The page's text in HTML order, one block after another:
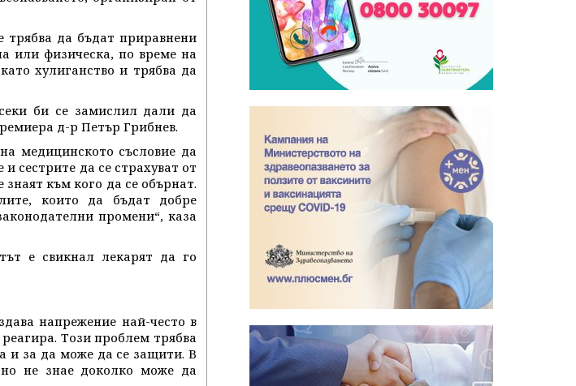
да бъдат приравнени
или физическа, по време на
хулиганство и трябва да
би се замислил дали да
д-р Петър Грибнев.
медицинското съсловие да
сестрите да се страхуват от
към кого да се обърнат.
които да бъдат добре
промени“, каза
е свикнал лекарят да го
напрежение най-често в
Този проблем трябва
и за да може да се защити. В
не знае доколко може да